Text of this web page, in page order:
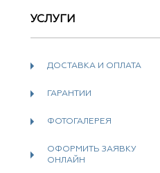
УСЛУГИ
ДОСТАВКА И ОПЛАТА
ГАРАНТИИ
ФОТОГАЛЕРЕЯ
ОФОРМИТЬ ЗАЯВКУ
ОНЛАЙН